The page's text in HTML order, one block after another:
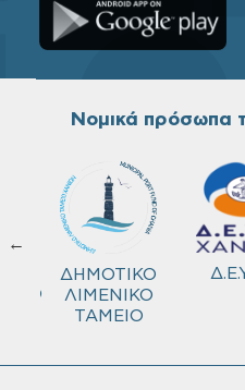
Νομικά πρόσωπα
←
ΔΗΜΟΤΙΚΟ
ΛΙΜΕΝΙΚΟ
ΤΑΜΕΙΟ